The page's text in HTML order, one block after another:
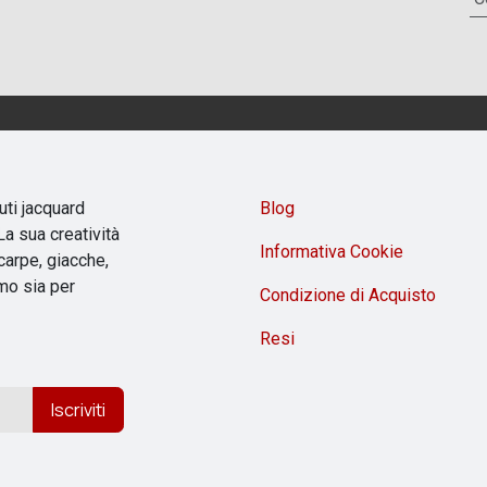
jacquard
sua creatività
giacche,
sia per
Iscriviti
Blog
Informativa Cookie
Condizione di Acquisto
Resi